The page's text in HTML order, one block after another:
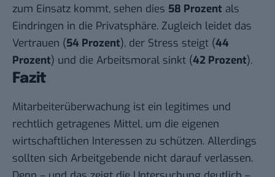
zum Einsatz kommt, sehen dies 58 Prozent als
Eindringen in die Privatsphäre. Zugleich leidet das
Vertrauen (54 Prozent), der Stress steigt (44
Prozent) und die Arbeitsmoral sinkt (42 Prozent).
Fazit
Mitarbeiterüberwachung ist ein legitimes und
rechtlich getragenes Mittel, um die eigenen
wirtschaftlichen Interessen zu schützen. Allerdings
sollten sich Arbeitgebende nicht darauf verlassen.